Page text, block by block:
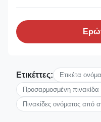
Ετικέττες:
Ετικέτα
Προσαρμοσμένη πινακίδα
Πινακίδες ονόματος από